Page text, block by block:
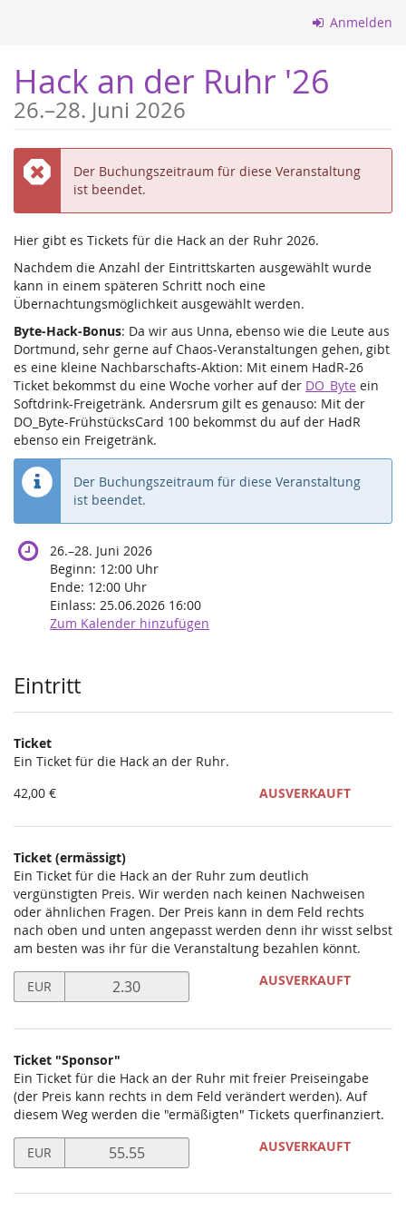
springen
Anmelden
Hack an der Ruhr '26
26.–bis
28. Juni 2026
Fehler:
Der Buchungszeitraum für diese Veranstaltung
ist beendet.
Hier gibt es Tickets für die Hack an der Ruhr 2026.
Nachdem die Anzahl der Eintrittskarten ausgewählt wurde
kann in einem späteren Schritt noch eine
Übernachtungsmöglichkeit ausgewählt werden.
Byte-Hack-Bonus: Da wir aus Unna, ebenso wie die Leute aus
Dortmund, sehr gerne auf Chaos-Veranstaltungen gehen, gibt
es eine kleine Nachbarschafts-Aktion: Mit einem HadR-26
Ticket bekommst du eine Woche vorher auf der DO_Byte ein
Softdrink-Freigetränk. Andersrum gilt es genauso: Mit der
DO_Byte-FrühstücksCard 100 bekommst du auf der HadR
ebenso ein Freigetränk.
Der Buchungszeitraum für diese Veranstaltung
ist beendet.
26.–bis
28. Juni 2026
Beginn: 12:00 Uhr
Ende: 12:00 Uhr
Einlass: 25.06.2026 16:00
Zum Kalender hinzufügen
Produkte
Eintritt
Ticket
Ein Ticket für die Hack an der Ruhr.
42,00 €
AUSVERKAUFT
Ticket (ermässigt)
Ein Ticket für die Hack an der Ruhr zum deutlich
vergünstigten Preis. Wir werden nach keinen Nachweisen
oder ähnlichen Fragen. Der Preis kann in dem Feld rechts
nach oben und unten angepasst werden denn ihr wisst selbst
am besten was ihr für die Veranstaltung bezahlen könnt.
Preis
in
für
Ticket
(ermässigt)
setzen
EUR AUSVERKAUFT
Ticket "Sponsor"
Ein Ticket für die Hack an der Ruhr mit freier Preiseingabe
(der Preis kann rechts in dem Feld verändert werden). Auf
diesem Weg werden die "ermäßigten" Tickets querfinanziert.
Preis
in
EUR AUSVERKAUFT